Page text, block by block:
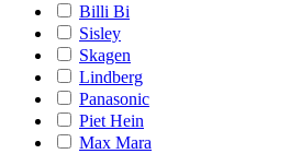
Billi Bi
Sisley
Skagen
Lindberg
Panasonic
Piet Hein
Max Mara